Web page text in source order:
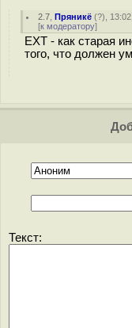
2.7 ,Пряникё (?),
[к модератору]
ЕХТ - как старая
того, что должен
Текст: